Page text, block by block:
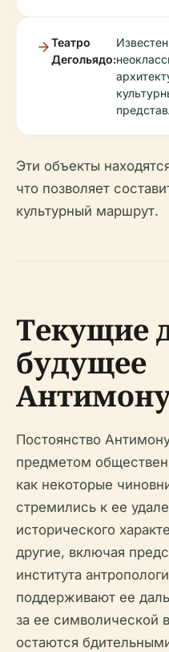
Театро
Дегольядо:
Эти объекты
что позволяет
культурный маршрут.
Текущие
будущее
Постоянство
предметом
как некоторые
стремились к ее
исторического
другие, включая
института
поддерживают ее
за ее символической
остаются